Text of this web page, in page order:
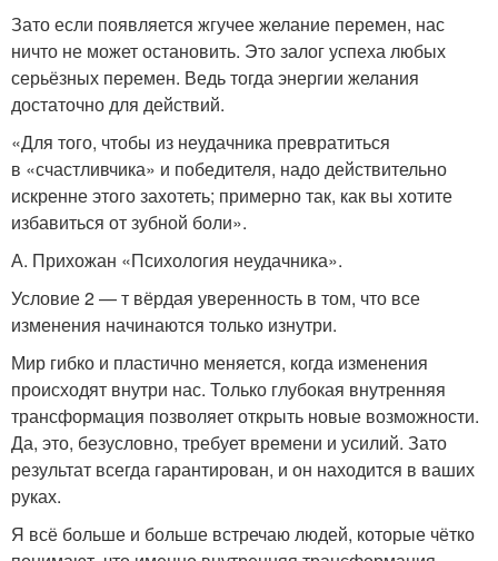
Зато если появляется жгучее желание перемен, нас
ничто не может остановить. Это залог успеха любых
серьёзных перемен. Ведь тогда энергии желания
достаточно для действий.
«Для того, чтобы из неудачника превратиться
в «счастливчика» и победителя, надо действитель­но
искренне этого захотеть; примерно так, как вы хотите
избавиться от зубной боли».
А. Прихожан «Психология неудачника».
Условие 2 — т вёрдая уверенность в том, что все
изменения начинаются только изнутри.
Мир гибко и пластично меняется, когда изменения
происходят внутри нас. Только глубокая внутренняя
трансформация позволяет открыть новые возможности.
Да, это, безусловно, требует времени и усилий. Зато
результат всегда гарантирован, и он находится в ваших
руках.
Я всё больше и больше встречаю людей, которые чётко